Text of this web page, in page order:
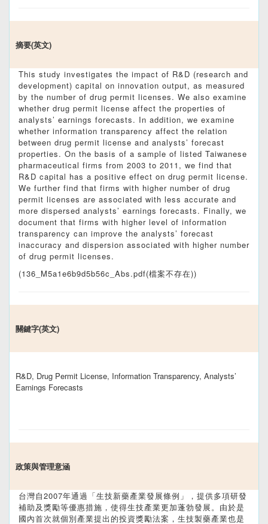
摘要(英文)
This study investigates the impact of R&D (research and
development) capital on innovation output, as measured
by the number of drug permit licenses. We also examine
whether drug permit license affect the properties of
analysts’ earnings forecasts. In addition, we examine
whether information transparency affect the relation
between drug permit license and analysts’ forecast
properties. On the basis of a sample of listed Taiwanese
pharmaceutical firms from 2003 to 2011, we find that
R&D capital has a positive effect on drug permit license.
We further find that firms with higher number of drug
permit licenses are associated with less accurate and
more dispersed analysts’ earnings forecasts. Finally, we
document that firms with higher level of information
transparency can improve the analysts’ forecast
inaccuracy and dispersion associated with higher number
of drug permit licenses.
(136_M5a1e6b9d5b56c_Abs.pdf(檔案不存在))
關鍵字(英文)
R&D, Drug Permit License, Information Transparency, Analysts’
Earnings Forecasts
政策與管理意涵
台灣自2007年通過「生技新藥產業發展條例」，提供多項研發
補助及獎勵等優惠措施，使得生技產業更加蓬勃發展。由於是
國內首次就個別產業提出的投資獎勵法案，生技製藥產業也是